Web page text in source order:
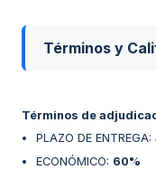
Términos y
Términos de
PLAZO DE ENTREGA:
ECONÓMICO: 60%